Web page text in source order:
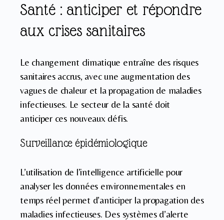
Santé : anticiper et répondre
aux crises sanitaires
Le changement climatique entraîne des risques
sanitaires accrus, avec une augmentation des
vagues de chaleur et la propagation de maladies
infectieuses. Le secteur de la santé doit
anticiper ces nouveaux défis.
Surveillance épidémiologique
L’utilisation de l’intelligence artificielle pour
analyser les données environnementales en
temps réel permet d’anticiper la propagation des
maladies infectieuses. Des systèmes d’alerte